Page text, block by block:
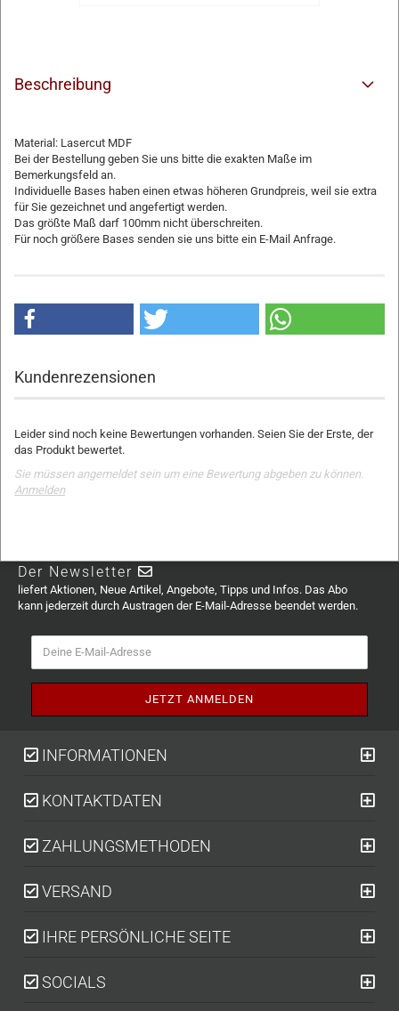
Beschreibung
Material: Lasercut MDF
Bei der Bestellung geben Sie uns bitte die exakten Maße im
Bemerkungsfeld an.
Individuelle Bases haben einen etwas höheren Grundpreis, weil sie extra
für Sie gezeichnet und angefertigt werden.
Das größte Maß darf 100mm nicht überschreiten.
Für noch größere Bases senden sie uns bitte ein E-Mail Anfrage.
Kundenrezensionen
Leider sind noch keine Bewertungen vorhanden. Seien Sie der Erste, der
das Produkt bewertet.
Sie müssen angemeldet sein um eine Bewertung abgeben zu können.
Anmelden
Der Newsletter
liefert Aktionen, Neue Artikel, Angebote, Tipps und Infos. Das Abo
kann jederzeit durch Austragen der E-Mail-Adresse beendet werden.
INFORMATIONEN
KONTAKTDATEN
ZAHLUNGSMETHODEN
VERSAND
IHRE PERSÖNLICHE SEITE
SOCIALS